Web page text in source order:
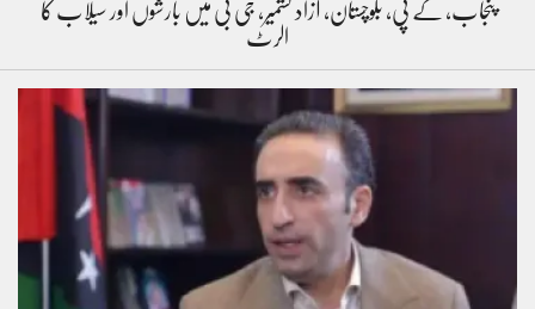
پنجاب، کے پی، بلوچستان، آزاد کشمیر، جی بی میں بارشوں اور سیلاب کا
الرٹ